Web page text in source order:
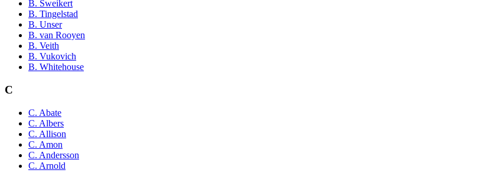
B. Sweikert
B. Tingelstad
B. Unser
B. van Rooyen
B. Veith
B. Vukovich
B. Whitehouse
C
C. Abate
C. Albers
C. Allison
C. Amon
C. Andersson
C. Arnold